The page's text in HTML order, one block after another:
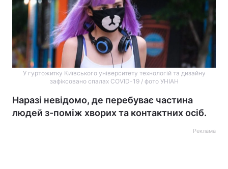
У гуртожитку Київського університету технологій та дизайну
зафіксовано спалах COVID-19 / фото УНІАН
Наразі невідомо, де перебуває частина
людей з-поміж хворих та контактних осіб.
Реклама